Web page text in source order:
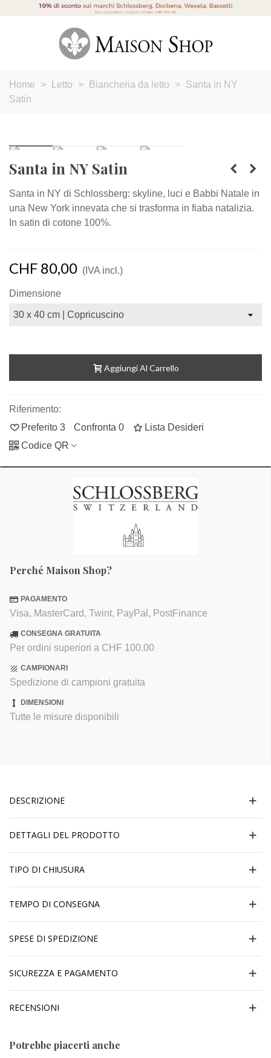
Home > Letto > Biancheria da letto > Santa in NY
Satin
Santa in NY Satin
Santa in NY di Schlossberg: skyline, luci e Babbi Natale in
una New York innevata che si trasforma in fiaba natalizia.
In satin di cotone 100%.
CHF 80,00 (IVA incl.)
Dimensione
Aggiungi Al Carrello
Riferimento:
Preferito 3 Confronta 0
Lista Desideri
Codice QR
Perché Maison Shop?
PAGAMENTO
Visa, MasterCard, Twint, PayPal, PostFinance
CONSEGNA GRATUITA
Per ordini superiori a CHF 100.00
CAMPIONARI
Spedizione di campioni gratuita
DIMENSIONI
Tutte le misure disponibili
DESCRIZIONE
DETTAGLI DEL PRODOTTO
TIPO DI CHIUSURA
TEMPO DI CONSEGNA
SPESE DI SPEDIZIONE
SICUREZZA E PAGAMENTO
RECENSIONI
Potrebbe piacerti anche